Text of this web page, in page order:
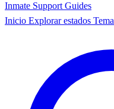
Inmate Support Guides
Inicio Explorar estados